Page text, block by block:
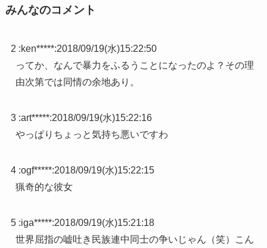
みんなのコメント
2 :ken*****:2018/09/19(水)15:22:50
ってか、なんで暴力をふるうことになったのよ？その理
由次第では同情の余地あり。
3 :art*****:2018/09/19(水)15:22:16
やっぱりちょっと気持ち悪いですわ
4 :ogf*****:2018/09/19(水)15:22:15
猟奇的な彼女
5 :iga*****:2018/09/19(水)15:21:18
世界屈指の嘘吐き民族連中同士の争いじゃん（笑）こん